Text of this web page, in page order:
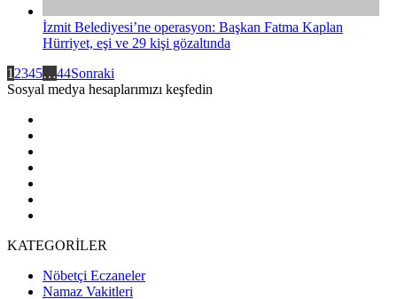
İzmit Belediyesi’ne operasyon: Başkan Fatma Kaplan
Hürriyet, eşi ve 29 kişi gözaltında
1 2345…44Sonraki
Sosyal medya hesaplarımızı keşfedin
KATEGORİLER
Nöbetçi Eczaneler
Namaz Vakitleri